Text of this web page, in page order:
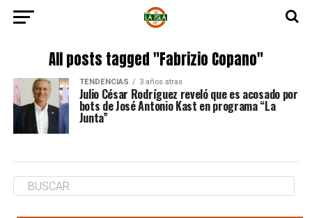
All posts tagged "Fabrizio Copano"
TENDENCIAS 3 años atras
Julio César Rodríguez reveló que es acosado por
bots de José Antonio Kast en programa “La
Junta”